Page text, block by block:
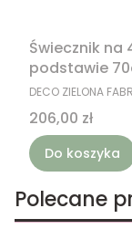
Świecznik na
podstawie
PRODUCENT
DECO ZIELONA
Cena
206,00 zł
Do koszyka
Polecane